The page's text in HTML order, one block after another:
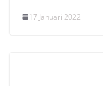
17 Januari 2022